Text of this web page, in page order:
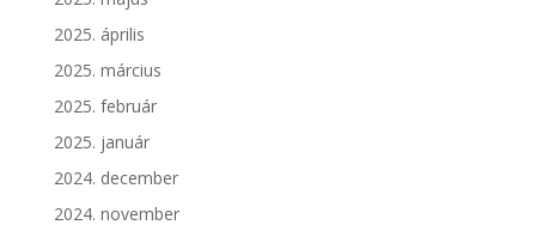
2025. április
2025. március
2025. február
2025. január
2024. december
2024. november